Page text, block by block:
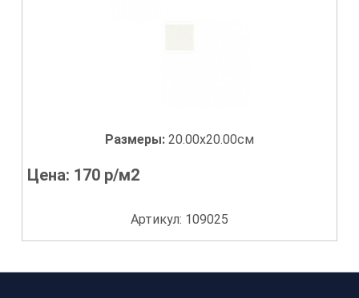
Размеры: 20.00x20.00см
Цена: 170 р/м2
Артикул: 109025